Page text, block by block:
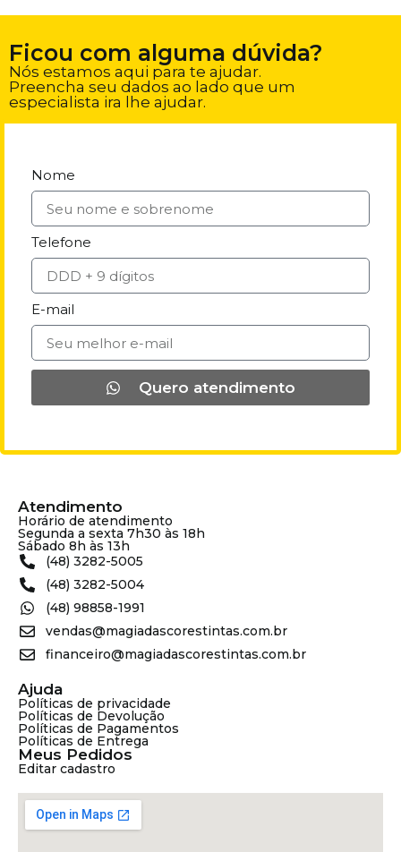
Ficou com alguma dúvida?
Nós estamos aqui para te ajudar.
Preencha seu dados ao lado que um
especialista ira lhe ajudar.
Nome
Telefone
E-mail
Quero atendimento
Atendimento
Horário de atendimento
Segunda a sexta 7h30 às 18h
Sábado 8h às 13h
(48) 3282-5005
(48) 3282-5004
(48) 98858-1991
vendas@magiadascorestintas.com.br
financeiro@magiadascorestintas.com.br
Ajuda
Políticas de privacidade
Políticas de Devolução
Políticas de Pagamentos
Políticas de Entrega
Meus Pedidos
Editar cadastro